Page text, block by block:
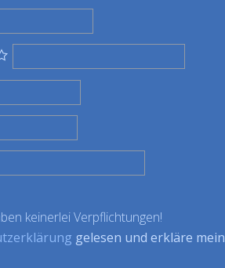
keinerlei Verpflichtungen!
gelesen und erkläre mein